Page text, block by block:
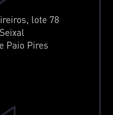
lote 78
Paio Pires